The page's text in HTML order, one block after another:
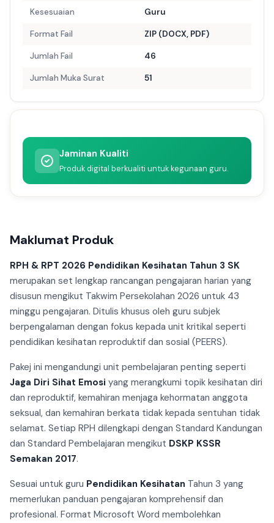
Kesesuaian Guru
Format Fail ZIP (DOCX, PDF)
Jumlah Fail 46
Jumlah Muka Surat 51
Jaminan Kualiti
Produk digital berkualiti untuk kegunaan guru.
Maklumat Produk
RPH & RPT 2026 Pendidikan Kesihatan Tahun 3 SK
merupakan set lengkap rancangan pengajaran harian yang
disusun mengikut Takwim Persekolahan 2026 untuk 43
minggu pengajaran. Ditulis khusus oleh guru subjek
berpengalaman dengan fokus kepada unit kritikal seperti
pendidikan kesihatan reproduktif dan sosial (PEERS).
Pakej ini mengandungi unit pembelajaran penting seperti
Jaga Diri Sihat Emosi yang merangkumi topik kesihatan diri
dan reproduktif, kemahiran menjaga kehormatan anggota
seksual, dan kemahiran berkata tidak kepada sentuhan tidak
selamat. Setiap RPH dilengkapi dengan Standard Kandungan
dan Standard Pembelajaran mengikut DSKP KSSR
Semakan 2017.
Sesuai untuk guru Pendidikan Kesihatan Tahun 3 yang
memerlukan panduan pengajaran komprehensif dan
profesional. Format Microsoft Word membolehkan